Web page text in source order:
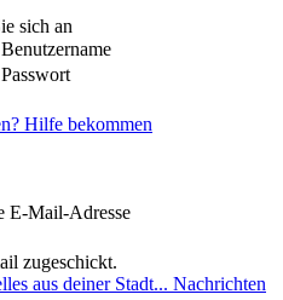
sich an
Hilfe bekommen
E-Mail-Adresse
zugeschickt.
Nachrichten